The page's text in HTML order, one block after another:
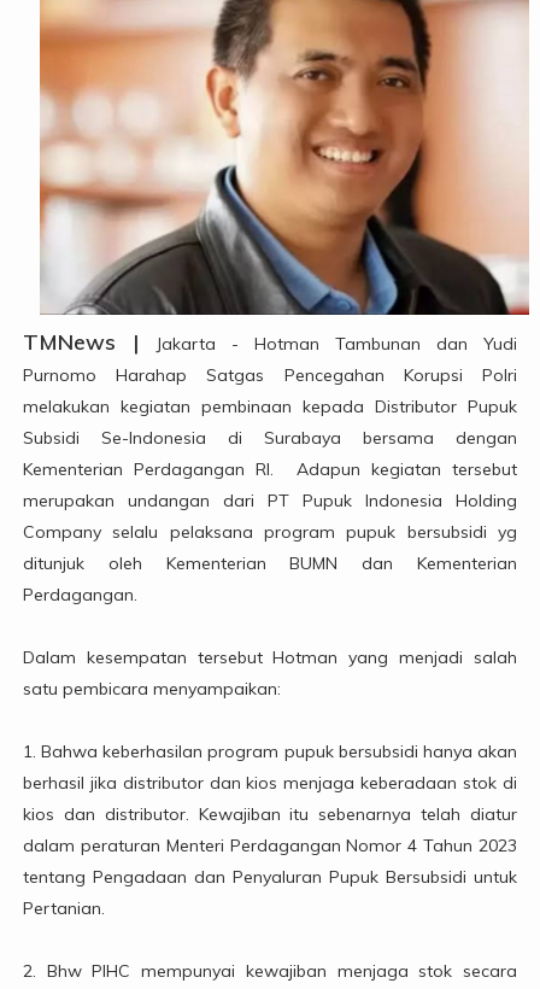
TMNews |
Jakarta - Hotman Tambunan dan Yudi
Purnomo Harahap Satgas Pencegahan Korupsi Polri
melakukan kegiatan pembinaan kepada Distributor Pupuk
Subsidi Se-Indonesia di Surabaya bersama dengan
Kementerian Perdagangan RI. Adapun kegiatan tersebut
merupakan undangan dari PT Pupuk Indonesia Holding
Company selalu pelaksana program pupuk bersubsidi yg
ditunjuk oleh Kementerian BUMN dan Kementerian
Perdagangan.
Dalam kesempatan tersebut Hotman yang menjadi salah
satu pembicara menyampaikan:
1. Bahwa keberhasilan program pupuk bersubsidi hanya akan
berhasil jika distributor dan kios menjaga keberadaan stok di
kios dan distributor. Kewajiban itu sebenarnya telah diatur
dalam peraturan Menteri Perdagangan Nomor 4 Tahun 2023
tentang Pengadaan dan Penyaluran Pupuk Bersubsidi untuk
Pertanian.
2. Bhw PIHC mempunyai kewajiban menjaga stok secara